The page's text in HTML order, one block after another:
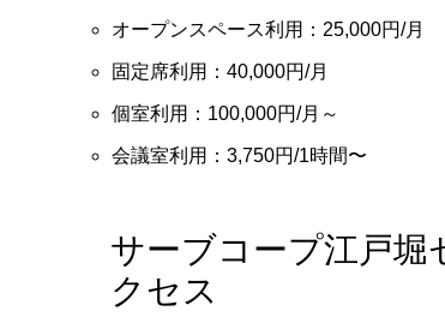
オープンスペース利用：25,000円/月
固定席利用：40,000円/月
個室利用：100,000円/月～
会議室利用：3,750円/1時間〜
サーブコープ江戸
クセス